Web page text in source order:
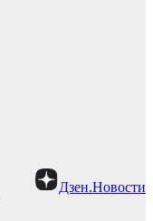
Дзен.Новости